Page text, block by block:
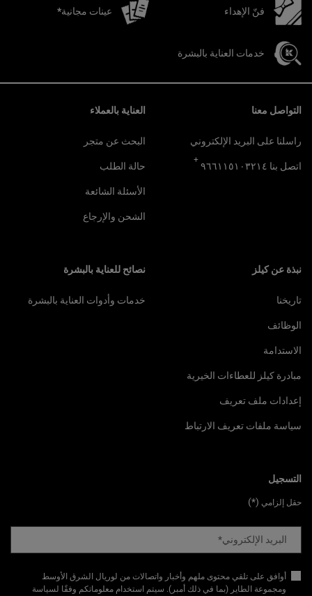
فنّ الإهداء عينات مجانية*
خدمات العناية بالبشرة
التواصل معنا
راسلنا على البريد الإلكتروني
اتصل بنا ٩٦٦١١٥١٠٣٢١٤
+
العناية بالعملاء
البحث عن متجر
حالة الطلب
الأسئلة الشائعة
الشحن والإرجاع
نبذة عن كيلز
تاريخنا
الوظائف
الاستدامة
مبادرة كيلز للعطاءات الخيرية
إعدادات ملف تعريف
سياسة ملفات تعريف الارتباط
نصائح للعناية بالبشرة
خدمات وأدوات العناية بالبشرة
التسجيل
حقل إلزامي (*)
البريد الإلكتروني*
أوافق على تلقي محتوى ملهم وأخبار واتصالات من لوريال الشرق الأوسط
ومجموعة الطاير (بما في ذلك أمبر). سيتم استخدام معلوماتكم وفقًا لسياسة